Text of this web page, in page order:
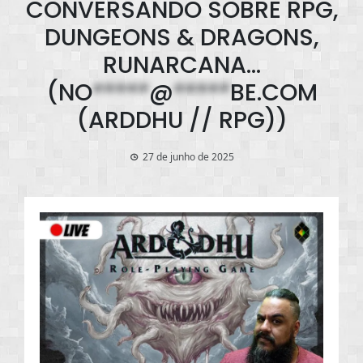
CONVERSANDO SOBRE RPG,
DUNGEONS & DRAGONS,
RUNARCANA…
(NO*****@*****BE.COM
(ARDDHU // RPG))
27 de junho de 2025